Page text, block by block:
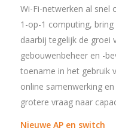
Wi-Fi-netwerken al snel
1-op-1 computing,
daarbij tegelijk de groei
gebouwenbeheer en -
toename in het gebruik
online samenwerking
grotere vraag naar
Nieuwe AP en switch